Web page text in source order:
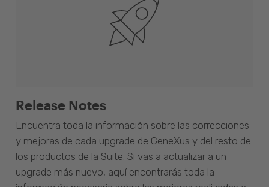
Release Notes
Encuentra toda la información sobre las correcciones
y mejoras de cada upgrade de GeneXus y del resto de
los productos de la Suite. Si vas a actualizar a un
upgrade más nuevo, aquí encontrarás toda la